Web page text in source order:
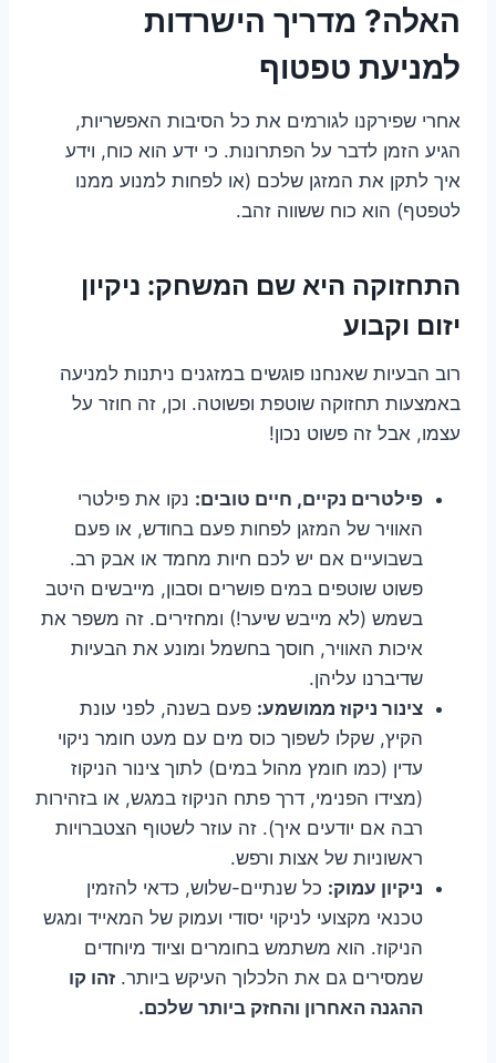
האלה? מדריך הישרדות
למניעת טפטוף
אחרי שפירקנו לגורמים את כל הסיבות האפשריות,
הגיע הזמן לדבר על הפתרונות. כי ידע הוא כוח, וידע
איך לתקן את המזגן שלכם (או לפחות למנוע ממנו
לטפטף) הוא כוח ששווה זהב.
התחזוקה היא שם המשחק: ניקיון
יזום וקבוע
רוב הבעיות שאנחנו פוגשים במזגנים ניתנות למניעה
באמצעות תחזוקה שוטפת ופשוטה. וכן, זה חוזר על
עצמו, אבל זה פשוט נכון!
פילטרים נקיים, חיים טובים: נקו את פילטרי
האוויר של המזגן לפחות פעם בחודש, או פעם
בשבועיים אם יש לכם חיות מחמד או אבק רב.
פשוט שוטפים במים פושרים וסבון, מייבשים היטב
בשמש (לא מייבש שיער!) ומחזירים. זה משפר את
איכות האוויר, חוסך בחשמל ומונע את הבעיות
שדיברנו עליהן.
צינור ניקוז ממושמע: פעם בשנה, לפני עונת
הקיץ, שקלו לשפוך כוס מים עם מעט חומר ניקוי
עדין (כמו חומץ מהול במים) לתוך צינור הניקוז
(מצידו הפנימי, דרך פתח הניקוז במגש, או בזהירות
רבה אם יודעים איך). זה עוזר לשטוף הצטברויות
ראשוניות של אצות ורפש.
ניקיון עמוק: כל שנתיים-שלוש, כדאי להזמין
טכנאי מקצועי לניקוי יסודי ועמוק של המאייד ומגש
הניקוז. הוא משתמש בחומרים וציוד מיוחדים
שמסירים גם את הלכלוך העיקש ביותר. זהו קו
ההגנה האחרון והחזק ביותר שלכם.